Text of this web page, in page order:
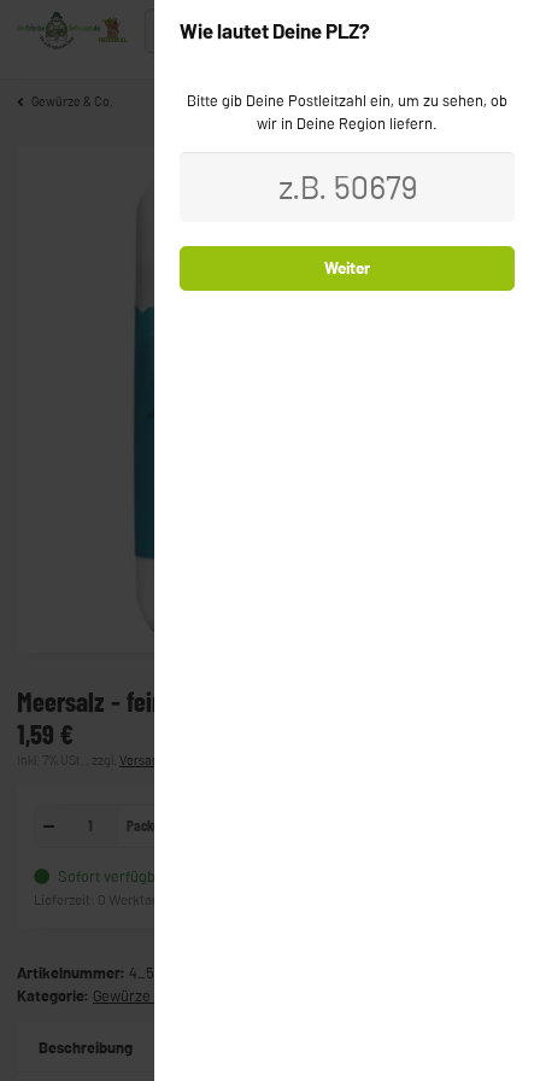
Gewürze & Co.
Meersalz - fein (500g)
1,59 €
inkl. 7% USt. , zzgl. Versand
Packung
Sofort verfügbar
Lieferzeit: 0 Werktage
Artikelnummer: 4_5521
Kategorie: Gewürze & Co.
Beschreibung
Wie lautet Deine PLZ?
Bitte gib Deine Postleitzahl ein, um zu sehen, ob
wir in Deine Region liefern.
Weiter